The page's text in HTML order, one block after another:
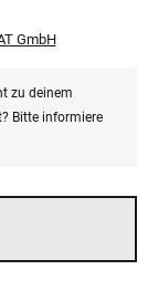
GmbH
zu deinem
Bitte informiere